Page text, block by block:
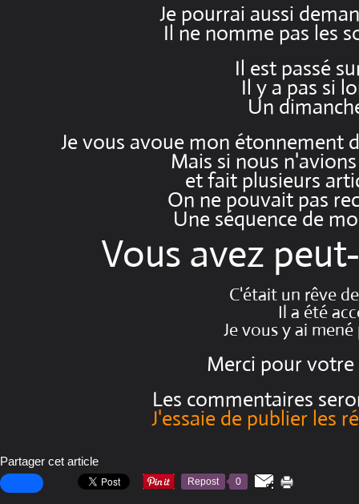
Je pourrai aussi
Il ne nomme pas les
Il est passé
Il y a pas si
Un
Je vous avoue mon étonnement
Mais si nous
et fait plusieurs
On ne pouvait pas
Une séquence de
Vous avez
C'était un rêve
Il a été
Je vous y ai
Merci pour
Les commentaires
J'essaie de publier les
Partager cet article
Repost 0